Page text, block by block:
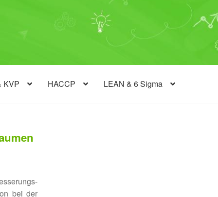
KVP HACCP LEAN & 6 Sigma
bei der